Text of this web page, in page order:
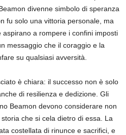
divenne simbolo di speranza
fu solo una vittoria personale, ma
a rompere i confini imposti
messaggio che il coraggio e la
su qualsiasi avversità.
è chiara: il successo non è solo
di resilienza e dedizione. Gli
Beamon devono considerare non
che si cela dietro di essa. La
costellata di rinunce e sacrifici, e